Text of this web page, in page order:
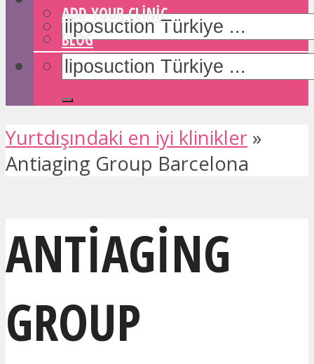
ADD YOUR CLINIC
BLOG
Yurtdışındaki en iyi klinikler »
Antiaging Group Barcelona
ANTIAGING
GROUP